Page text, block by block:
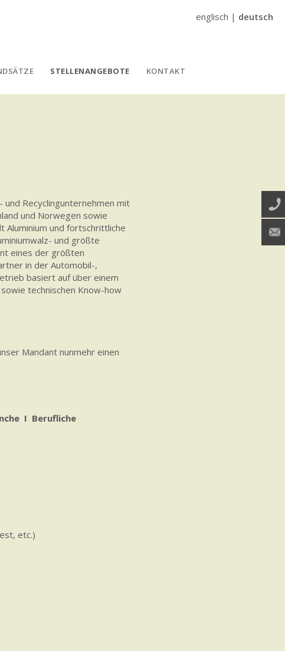
STELLENANGEBOTE KONTAKT
englisch | deutsch
Recyclingunternehmen mit
und Norwegen sowie
Aluminium und fortschrittliche
und größte
eines der größten
in der Automobil-,
basiert auf über einem
technischen Know-how
Mandant nunmehr einen
I Berufliche
etc.)